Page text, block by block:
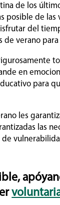
de los
posible de
del
de verano
en
para
les
las